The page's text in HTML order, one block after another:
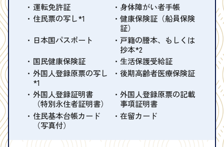
運転免許証
身体障がい者手帳
住民票の写し*1
健康保険証（船員保険
証）
日本国パスポート
戸籍の謄本、もしくは
抄本*2
国民健康保険証
生活保護受給証
外国人登録原票の写し
*1
後期高齢者医療保険証
外国人登録証明書
（特別永住者証明書）
外国人登録原票の記載
事項証明書
住民基本台帳カード
（写真付）
在留カード